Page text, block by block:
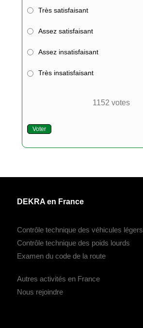
Très satisfaisant
Assez satisfaisant
Assez insatisfaisant
Très insatisfaisant
1152 votes
Voter
DEKRA en France
Contrôle technique des véhicules légers
Contrôle technique des poids lourds
Examen du code de la route
Autres activités en France
Nous rejoindre